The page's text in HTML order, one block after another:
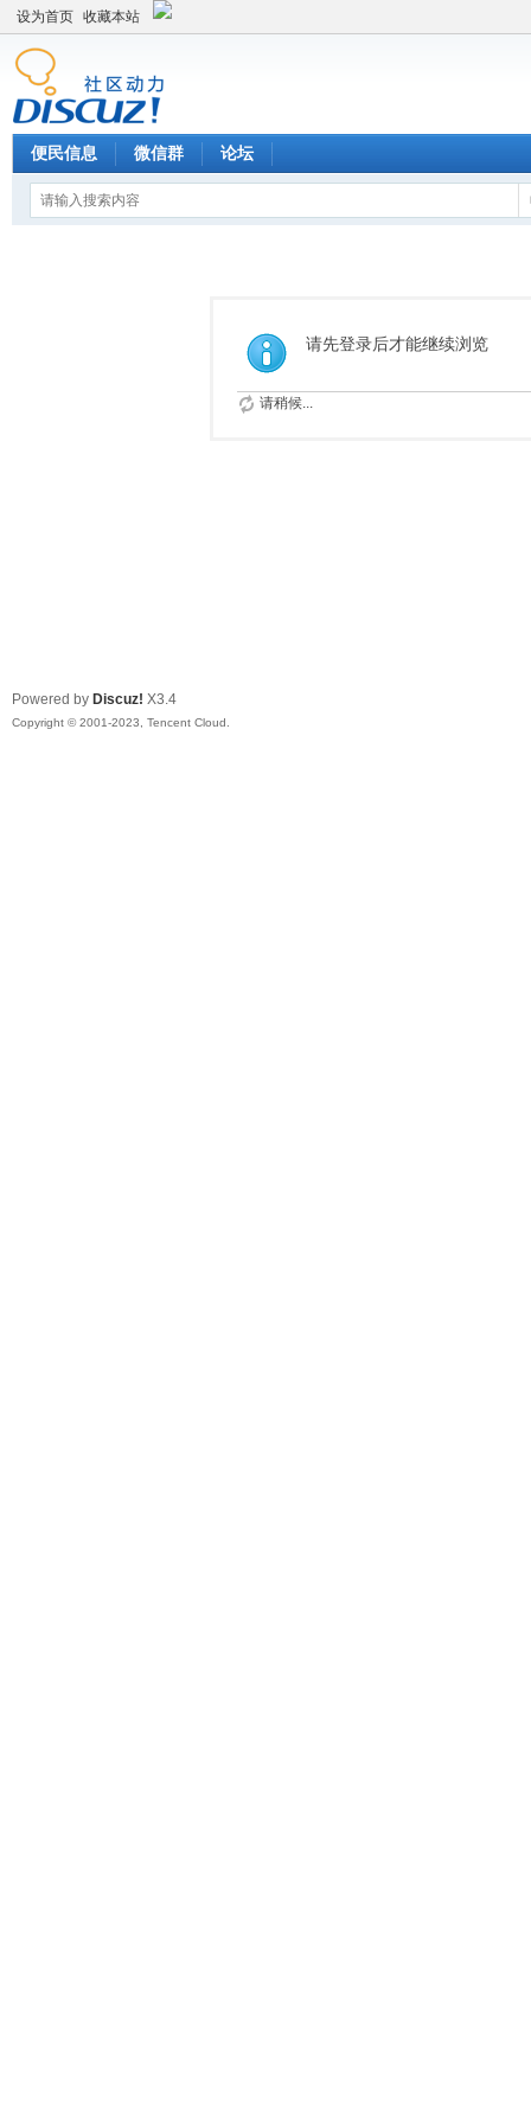
设为首页 收藏本站
便民信息 微信群 论坛
请先登录后才能继续浏览
请稍候...
Powered by Discuz! X3.4
Copyright © 2001-2023, Tencent Cloud.